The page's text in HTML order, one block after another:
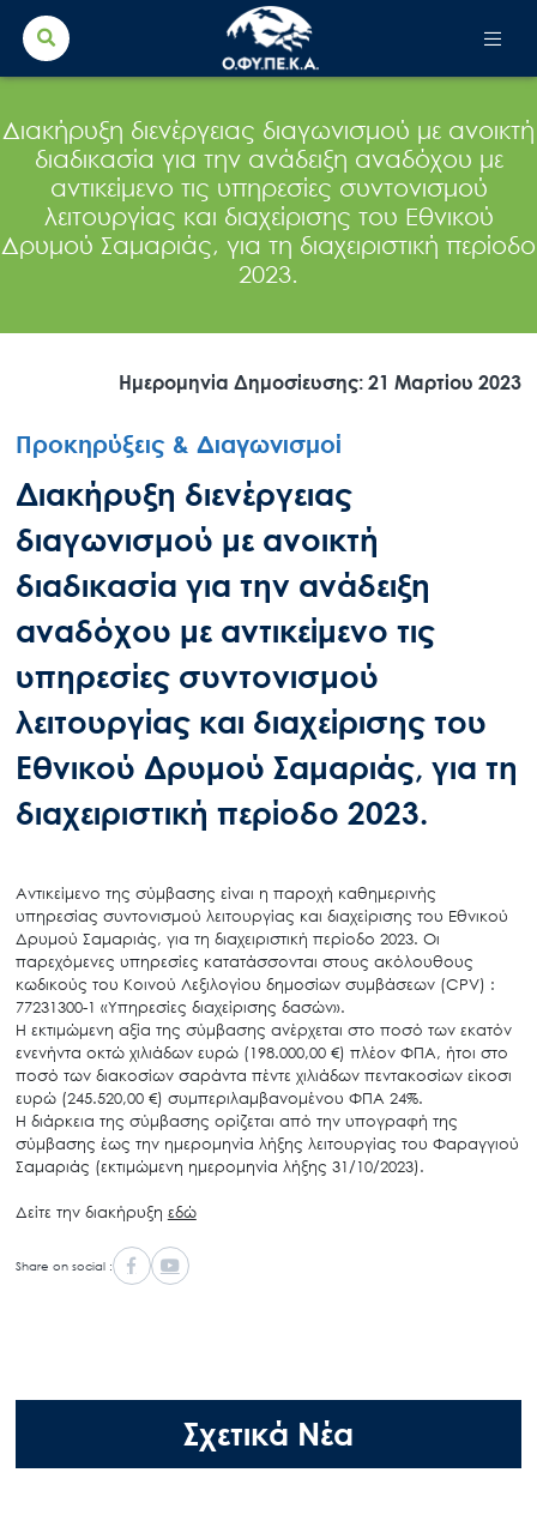
Search
for:
Διακήρυξη διενέργειας διαγωνισμού με ανοικτή
διαδικασία για την ανάδειξη αναδόχου με
αντικείμενο τις υπηρεσίες συντονισμού
λειτουργίας και διαχείρισης του Εθνικού
Δρυμού Σαμαριάς, για τη διαχειριστική περίοδο
2023.
Ημερομηνία Δημοσίευσης: 21 Μαρτίου 2023
Προκηρύξεις & Διαγωνισμοί
Διακήρυξη διενέργειας
διαγωνισμού με ανοικτή
διαδικασία για την ανάδειξη
αναδόχου με αντικείμενο τις
υπηρεσίες συντονισμού
λειτουργίας και διαχείρισης του
Εθνικού Δρυμού Σαμαριάς, για τη
διαχειριστική περίοδο 2023.
Αντικείμενο της σύμβασης είναι η παροχή καθημερινής
υπηρεσίας συντονισμού λειτουργίας και διαχείρισης του Εθνικού
Δρυμού Σαμαριάς, για τη διαχειριστική περίοδο 2023. Οι
παρεχόμενες υπηρεσίες κατατάσσονται στους ακόλουθους
κωδικούς του Κοινού Λεξιλογίου δημοσίων συμβάσεων (CPV) :
77231300-1 «Υπηρεσίες διαχείρισης δασών».
Η εκτιμώμενη αξία της σύμβασης ανέρχεται στο ποσό των εκατόν
ενενήντα οκτώ χιλιάδων ευρώ (198.000,00 €) πλέον ΦΠΑ, ήτοι στο
ποσό των διακοσίων σαράντα πέντε χιλιάδων πεντακοσίων είκοσι
ευρώ (245.520,00 €) συμπεριλαμβανομένου ΦΠΑ 24%.
Η διάρκεια της σύμβασης ορίζεται από την υπογραφή της
σύμβασης έως την ημερομηνία λήξης λειτουργίας του Φαραγγιού
Σαμαριάς (εκτιμώμενη ημερομηνία λήξης 31/10/2023).
Δείτε την διακήρυξη εδώ
Share on social :
Σχετικά Νέα